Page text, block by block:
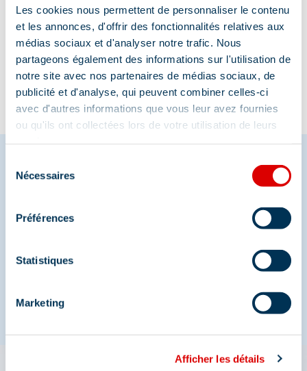
Les cookies nous permettent de personnaliser le contenu
et les annonces, d'offrir des fonctionnalités relatives aux
médias sociaux et d'analyser notre trafic. Nous
partageons également des informations sur l'utilisation de
notre site avec nos partenaires de médias sociaux, de
publicité et d'analyse, qui peuvent combiner celles-ci
avec d'autres informations que vous leur avez fournies
ou qu'ils ont collectées lors de votre utilisation de leurs
Nécessaires
Préférences
Statistiques
Marketing
Afficher les détails
Information updated on
08/04/2025 .
Méribel